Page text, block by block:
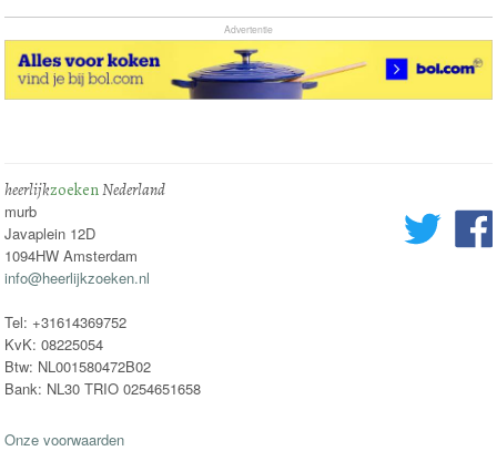
Advertentie
heerlijkzoekenNederland
murb
Javaplein 12D
1094HW Amsterdam
info@heerlijkzoeken.nl
Tel: +31614369752
KvK: 08225054
Btw: NL001580472B02
Bank: NL30 TRIO 0254651658
Onze voorwaarden